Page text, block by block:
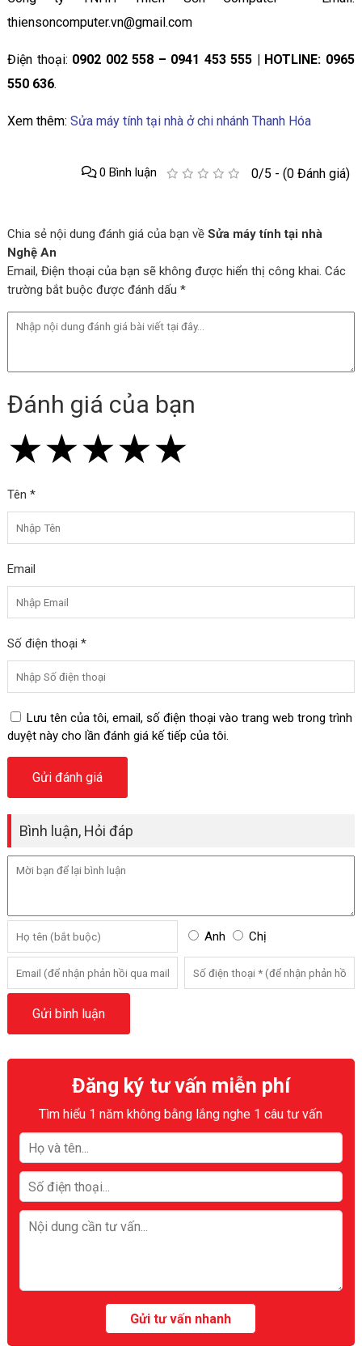
thiensoncomputer.vn@gmail.com
Điện thoại: 0902 002 558 – 0941 453 555 | HOTLINE: 0965
550 636.
Xem thêm: Sửa máy tính tại nhà ở chi nhánh Thanh Hóa
0/5 - (0 Đánh giá)
0 Bình luận
Chia sẻ nội dung đánh giá của bạn về Sửa máy tính tại nhà
Nghệ An
Email, Điện thoại của bạn sẽ không được hiển thị công khai. Các
trường bắt buộc được đánh dấu *
Đánh giá của bạn
★
★★
★★★
★★★★
★★★★★
Tên *
Email
Số điện thoại *
Lưu tên của tôi, email, số điện thoại vào trang web trong trình
duyệt này cho lần đánh giá kế tiếp của tôi.
Bình luận, Hỏi đáp
Anh Chị
Đăng ký tư vấn miễn phí
Tìm hiểu 1 năm không bằng lắng nghe 1 câu tư vấn